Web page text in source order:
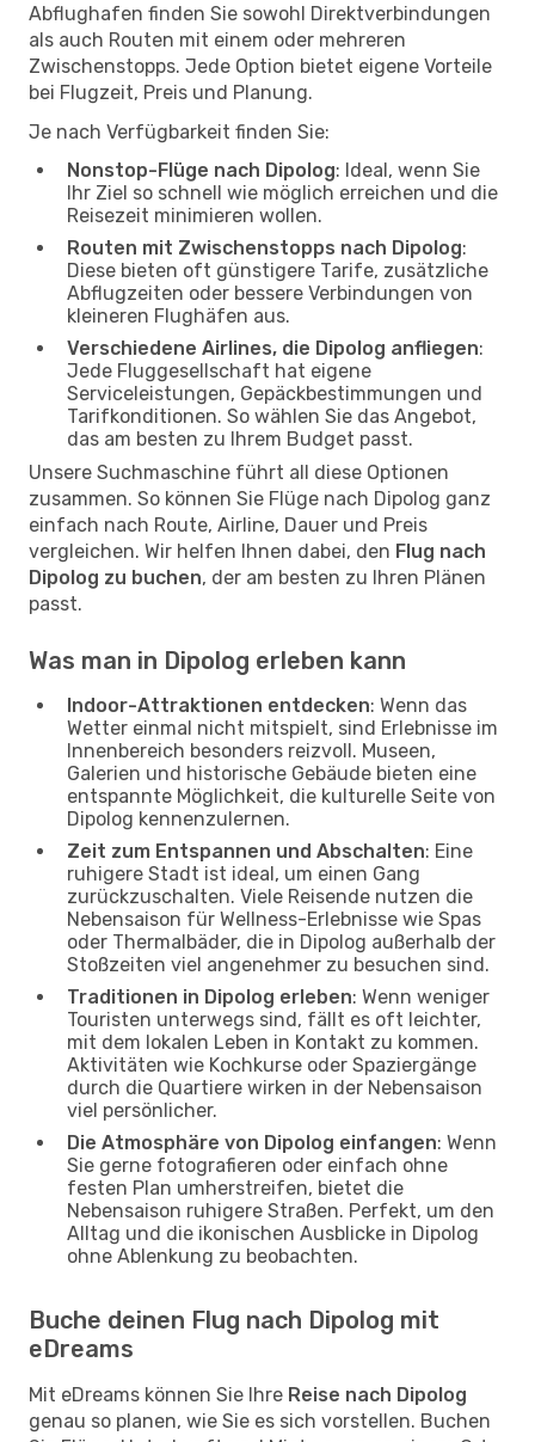
Abflughafen finden Sie sowohl Direktverbindungen
als auch Routen mit einem oder mehreren
Zwischenstopps. Jede Option bietet eigene Vorteile
bei Flugzeit, Preis und Planung.
Je nach Verfügbarkeit finden Sie:
Nonstop-Flüge nach Dipolog: Ideal, wenn Sie
Ihr Ziel so schnell wie möglich erreichen und die
Reisezeit minimieren wollen.
Routen mit Zwischenstopps nach Dipolog:
Diese bieten oft günstigere Tarife, zusätzliche
Abflugzeiten oder bessere Verbindungen von
kleineren Flughäfen aus.
Verschiedene Airlines, die Dipolog anfliegen:
Jede Fluggesellschaft hat eigene
Serviceleistungen, Gepäckbestimmungen und
Tarifkonditionen. So wählen Sie das Angebot,
das am besten zu Ihrem Budget passt.
Unsere Suchmaschine führt all diese Optionen
zusammen. So können Sie Flüge nach Dipolog ganz
einfach nach Route, Airline, Dauer und Preis
vergleichen. Wir helfen Ihnen dabei, den Flug nach
Dipolog zu buchen, der am besten zu Ihren Plänen
passt.
Was man in Dipolog erleben kann
Indoor-Attraktionen entdecken: Wenn das
Wetter einmal nicht mitspielt, sind Erlebnisse im
Innenbereich besonders reizvoll. Museen,
Galerien und historische Gebäude bieten eine
entspannte Möglichkeit, die kulturelle Seite von
Dipolog kennenzulernen.
Zeit zum Entspannen und Abschalten: Eine
ruhigere Stadt ist ideal, um einen Gang
zurückzuschalten. Viele Reisende nutzen die
Nebensaison für Wellness-Erlebnisse wie Spas
oder Thermalbäder, die in Dipolog außerhalb der
Stoßzeiten viel angenehmer zu besuchen sind.
Traditionen in Dipolog erleben: Wenn weniger
Touristen unterwegs sind, fällt es oft leichter,
mit dem lokalen Leben in Kontakt zu kommen.
Aktivitäten wie Kochkurse oder Spaziergänge
durch die Quartiere wirken in der Nebensaison
viel persönlicher.
Die Atmosphäre von Dipolog einfangen: Wenn
Sie gerne fotografieren oder einfach ohne
festen Plan umherstreifen, bietet die
Nebensaison ruhigere Straßen. Perfekt, um den
Alltag und die ikonischen Ausblicke in Dipolog
ohne Ablenkung zu beobachten.
Buche deinen Flug nach Dipolog mit
eDreams
Mit eDreams können Sie Ihre Reise nach Dipolog
genau so planen, wie Sie es sich vorstellen. Buchen